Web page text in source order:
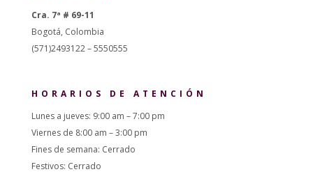
Cra. 7ª # 69-11
Bogotá, Colombia
(571)2493122 – 5550555
HORARIOS DE ATENCIÓN
Lunes a jueves: 9:00 am – 7:00 pm
Viernes de 8:00 am – 3:00 pm
Fines de semana: Cerrado
Festivos: Cerrado